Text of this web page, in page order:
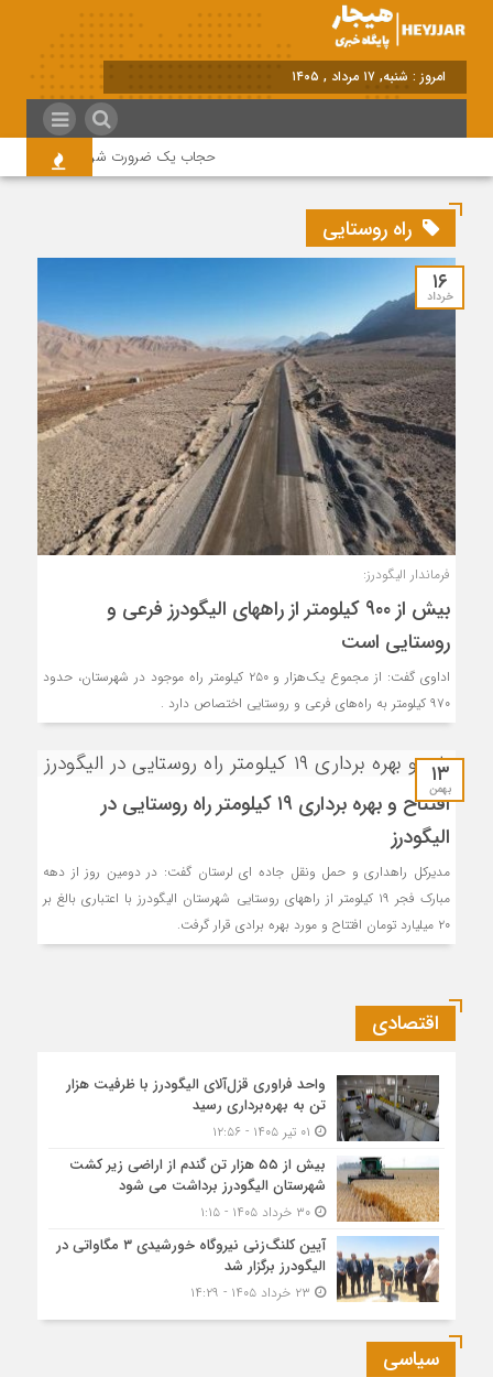
امروز : شنبه, ۱۷ مرداد , ۱۴۰۵
حجاب یک ضرورت شرعی قانونی و
راه روستایی
۱۶
خرداد
فرماندار الیگودرز:
بیش از ۹۰۰ کیلومتر از راههای الیگودرز فرعی و
روستایی است
اداوی گفت: از مجموع یک‌هزار و ۲۵۰ کیلومتر راه موجود در شهرستان، حدود
۹۷۰ کیلومتر به راه‌های فرعی و روستایی اختصاص دارد .
۱۳
بهمن
افتتاح و بهره برداری ۱۹ کیلومتر راه روستایی در
الیگودرز
مدیرکل راهداری و حمل ونقل جاده ای لرستان گفت: در دومین روز از دهه
مبارک فجر ۱۹ کیلومتر از راههای روستایی شهرستان الیگودرز با اعتباری بالغ بر
۲۰ میلیارد تومان افتتاح و مورد بهره برادی قرار گرفت.
اقتصادی
واحد فراوری قزل‌آلای الیگودرز با ظرفیت هزار
تن به بهره‌برداری رسید
بیش از ۵۵ هزار تن گندم از اراضی زیر کشت
شهرستان الیگودرز برداشت می شود
۳۰ خرداد ۱۴۰۵ - ۱:۱۵
آیین کلنگ‌زنی نیروگاه خورشیدی ۳ مگاواتی در
الیگودرز برگزار شد
سیاسی